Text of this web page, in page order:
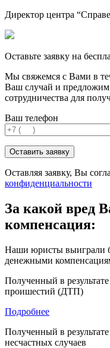
Директор центра
Оставьте заявку на
Мы свяжемся с Вами в
Ваш случай и
сотрудничества для
Ваш телефон
Оставляя заявку, Вы
конфиденциальности
За какой вред
компенсация:
Наши юристы выиграли
денежными
Полученный в
проишестий (ДТП)
Подробнее
Полученный в
несчастных случаев